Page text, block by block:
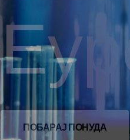
ПОБАРАЈ ПОНУДА